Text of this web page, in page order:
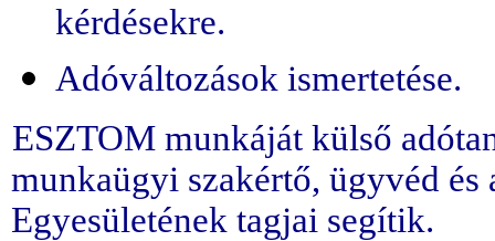
kérdésekre.
Adóváltozások ismertetése.
ESZTOM munkáját külső
munkaügyi szakértő, ügyvéd
Egyesületének tagjai segítik.